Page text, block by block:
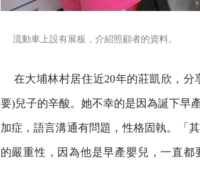
流動車上設有展板，介紹照顧者的資料。
在大埔林村居住近20年的莊凱欣，分
要)兒子的辛酸。她不幸的是因為誕下早
加症，語言溝通有問題，性格固執。「
的嚴重性，因為他是早產嬰兒，一直